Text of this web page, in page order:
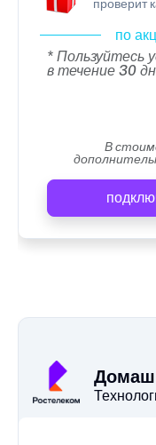
проверит
по
* Пользуйтесь
в течение 30
В